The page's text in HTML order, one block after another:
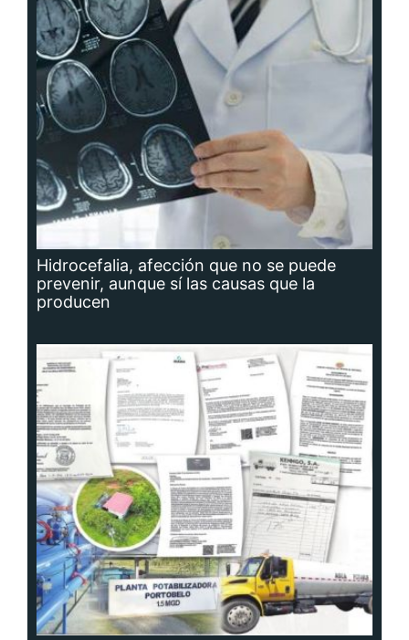
Hidrocefalia, afección que no se puede
prevenir, aunque sí las causas que la
producen